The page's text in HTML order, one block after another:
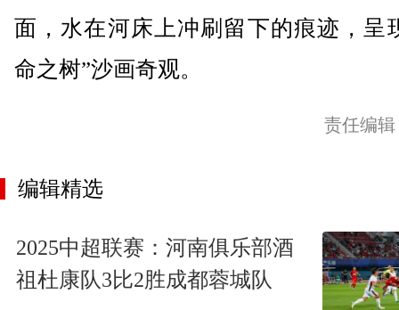
面，水在河床上冲刷留下的痕迹，呈
命之树”沙画奇观。
责任编
编辑精选
2025中超联赛：河南俱乐部酒
祖杜康队3比2胜成都蓉城队